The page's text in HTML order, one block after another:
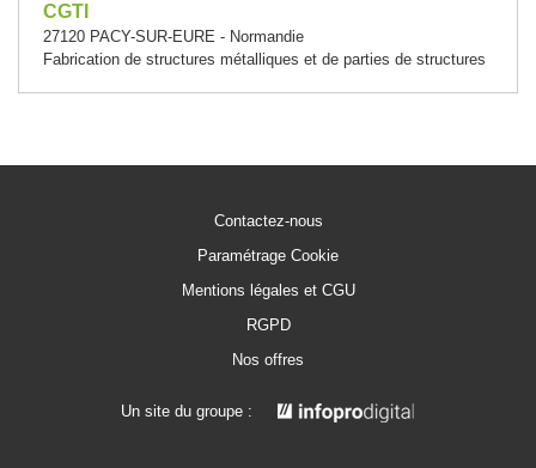
CGTI
27120 PACY-SUR-EURE - Normandie
Fabrication de structures métalliques et de parties de structures
Contactez-nous
Paramétrage Cookie
Mentions légales et CGU
RGPD
Nos offres
Un site du groupe :